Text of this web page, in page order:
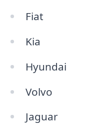
Fiat
Kia
Hyundai
Volvo
Jaguar